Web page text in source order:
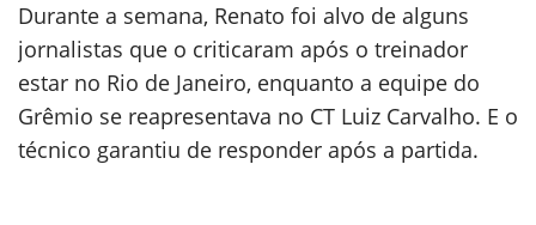
Durante a semana, Renato foi alvo de alguns
jornalistas que o criticaram após o treinador
estar no Rio de Janeiro, enquanto a equipe do
Grêmio se reapresentava no CT Luiz Carvalho. E o
técnico garantiu de responder após a partida.